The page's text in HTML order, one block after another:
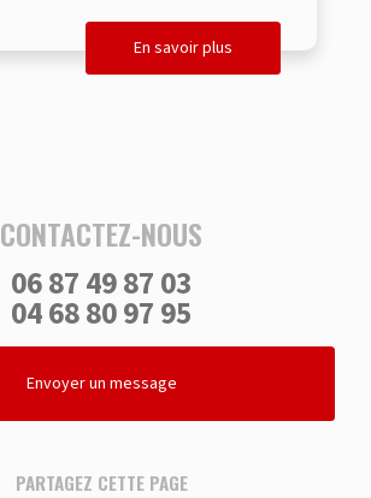
En savoir plus
CONTACTEZ-NOUS
06 87 49 87 03
04 68 80 97 95
Envoyer un message
PARTAGEZ CETTE PAGE